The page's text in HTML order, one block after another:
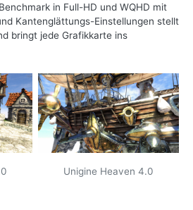
in Full-HD und WQHD mit
Kantenglättungs-Einstellungen stellt
bringt jede Grafikkarte ins
Unigine Heaven 4.0